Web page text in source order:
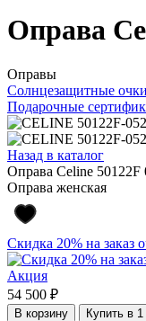
Оправа
Оправы
Солнцезащитные очки
Подарочные
Назад в каталог
Оправа Celine 50122F
Оправа женская
Скидка 20% на заказ
Акция
54 500 ₽
В корзину Купить в 1